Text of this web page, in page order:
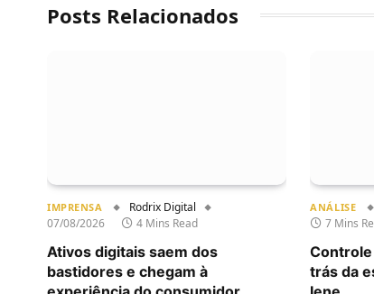
Posts Relacionados
IMPRENSA
Rodrix Digital
07/08/2026
4 Mins Read
Ativos digitais saem dos
bastidores e chegam à
ANÁLISE
7 Mins
trás da